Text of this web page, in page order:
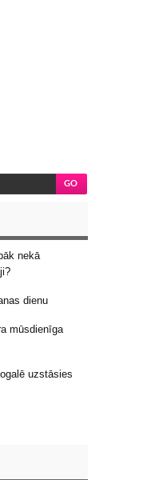
nekā
dienu
mūsdienīga
uzstāsies